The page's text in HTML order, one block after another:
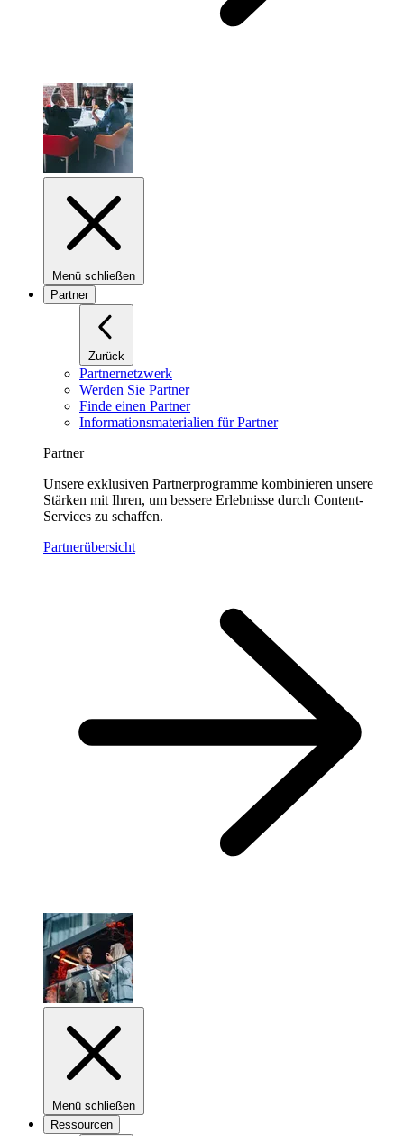
Menü schließen
Partner
Zurück
Partnernetzwerk
Werden Sie Partner
Finde einen Partner
Informationsmaterialien für Partner
Partner
Unsere exklusiven Partnerprogramme kombinieren unsere
Stärken mit Ihren, um bessere Erlebnisse durch Content-
Services zu schaffen.
Partnerübersicht
Menü schließen
Ressourcen